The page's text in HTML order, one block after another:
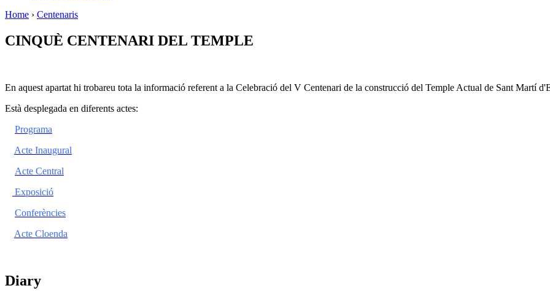
Home › Centenaris
CINQUÈ CENTENARI DEL TEMPLE
En aquest apartat hi trobareu tota la informació referent a la Celebració del V Centenari de la construcció del Temple Actual de Sant Martí
Està desplegada en diferents actes:
Programa
Acte Inaugural
Acte Central
Exposició
Conferències
Acte Cloenda
Diary